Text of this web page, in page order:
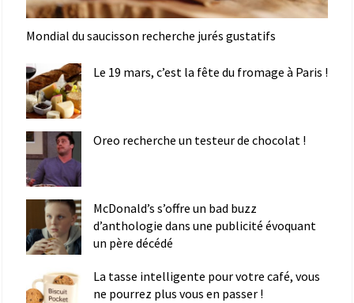
Mondial du saucisson recherche jurés gustatifs
Le 19 mars, c’est la fête du fromage à Paris !
Oreo recherche un testeur de chocolat !
McDonald’s s’offre un bad buzz
d’anthologie dans une publicité évoquant
un père décédé
La tasse intelligente pour votre café, vous
ne pourrez plus vous en passer !